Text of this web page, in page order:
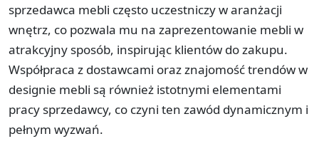
sprzedawca mebli często uczestniczy w aranżacji
wnętrz, co pozwala mu na zaprezentowanie mebli w
atrakcyjny sposób, inspirując klientów do zakupu.
Współpraca z dostawcami oraz znajomość trendów w
designie mebli są również istotnymi elementami
pracy sprzedawcy, co czyni ten zawód dynamicznym i
pełnym wyzwań.